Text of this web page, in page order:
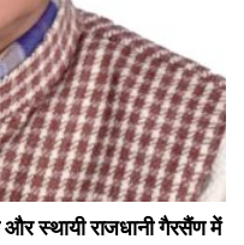
स्थायी राजधानी गैरसैंण में